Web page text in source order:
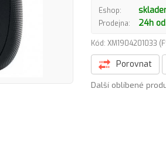
Eshop:
Prodejna: 24h
Kód: XM1904201033
Porovnat
Další oblíbené